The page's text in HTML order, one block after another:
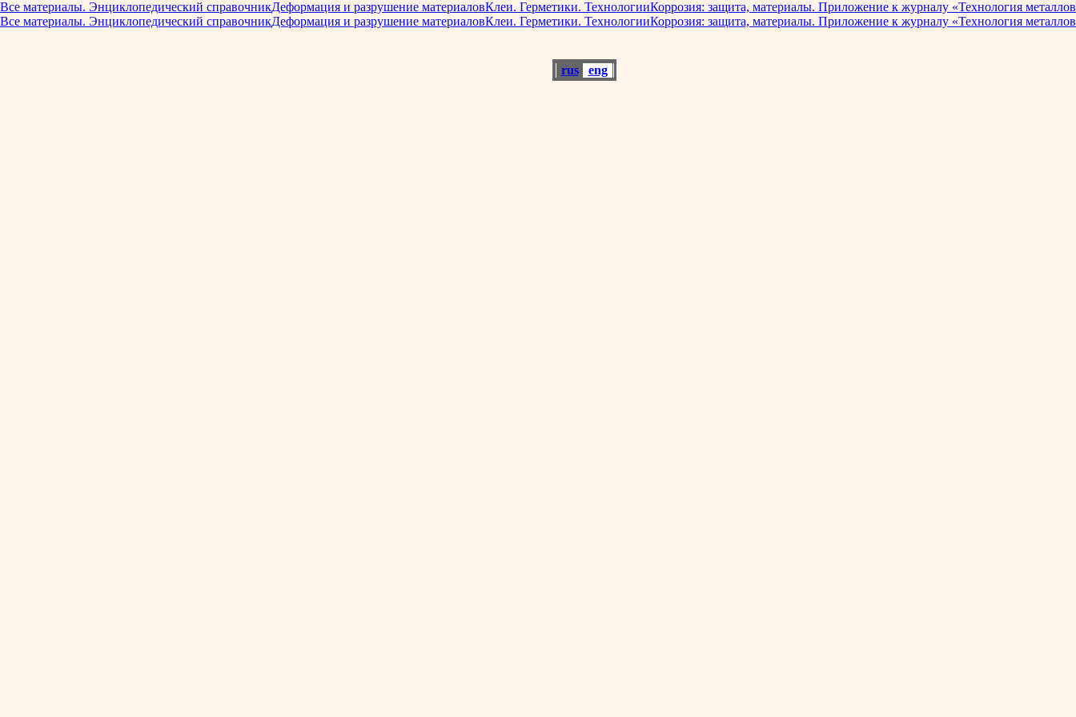
Все материалы. Энциклопедический справочникДеформация и разрушение материаловКлеи. Герметики. ТехнологииКоррозия: защита, материалы. Приложение к журналу «Технология
Все материалы. Энциклопедический справочникДеформация и разрушение материаловКлеи. Герметики. ТехнологииКоррозия: защита, материалы. Приложение к журналу «Технология
rus eng